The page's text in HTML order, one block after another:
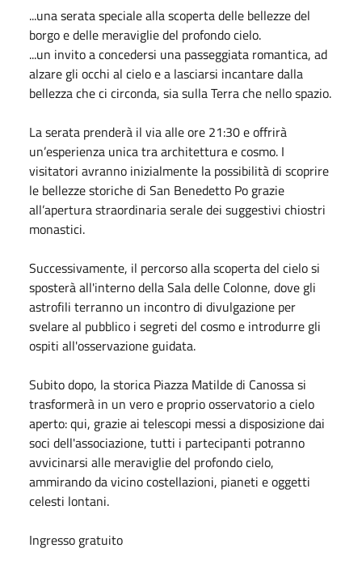
...una serata speciale alla scoperta delle bellezze del
borgo e delle meraviglie del profondo cielo.
...un invito a concedersi una passeggiata romantica, ad
alzare gli occhi al cielo e a lasciarsi incantare dalla
bellezza che ci circonda, sia sulla Terra che nello spazio.
La serata prenderà il via alle ore 21:30 e offrirà
un’esperienza unica tra architettura e cosmo. I
visitatori avranno inizialmente la possibilità di scoprire
le bellezze storiche di San Benedetto Po grazie
all’apertura straordinaria serale dei suggestivi chiostri
monastici.
Successivamente, il percorso alla scoperta del cielo si
sposterà all'interno della Sala delle Colonne, dove gli
astrofili terranno un incontro di divulgazione per
svelare al pubblico i segreti del cosmo e introdurre gli
ospiti all'osservazione guidata.
Subito dopo, la storica Piazza Matilde di Canossa si
trasformerà in un vero e proprio osservatorio a cielo
aperto: qui, grazie ai telescopi messi a disposizione dai
soci dell'associazione, tutti i partecipanti potranno
avvicinarsi alle meraviglie del profondo cielo,
ammirando da vicino costellazioni, pianeti e oggetti
celesti lontani.
Ingresso gratuito